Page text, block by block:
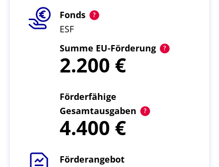
Fonds
ESF
Summe EU-Förderung
2.200
Förderfähige
Gesamtausgaben
4.400
Förderangebot